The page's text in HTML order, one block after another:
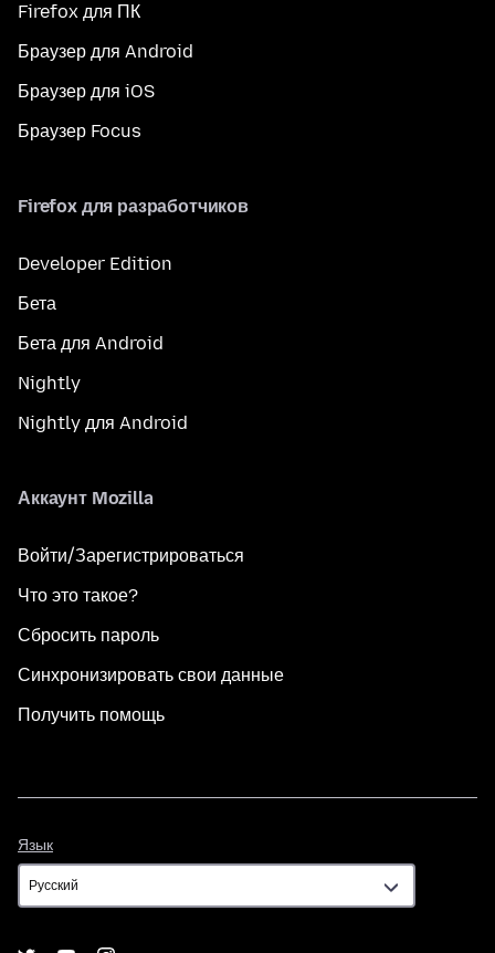
Firefox для ПК
Браузер для Android
Браузер для iOS
Браузер Focus
Firefox для разработчиков
Developer Edition
Бета
Бета для Android
Nightly
Nightly для Android
Аккаунт Mozilla
Войти/Зарегистрироваться
Что это такое?
Сбросить пароль
Синхронизировать свои данные
Получить помощь
Язык